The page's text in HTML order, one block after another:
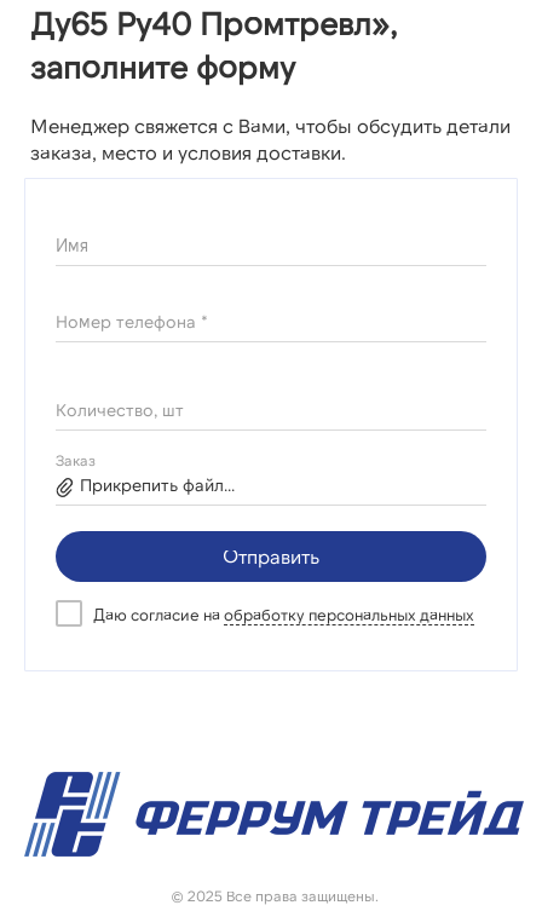
Ду65 Ру40 Промтревл»,
заполните форму
Менеджер свяжется с Вами, чтобы обсудить детали
заказа, место и условия доставки.
Имя
Номер телефона *
Количество, шт
Заказ
Прикрепить файл...
Отправить
Даю согласие на обработку персональных данных
© 2025 Все права защищены.